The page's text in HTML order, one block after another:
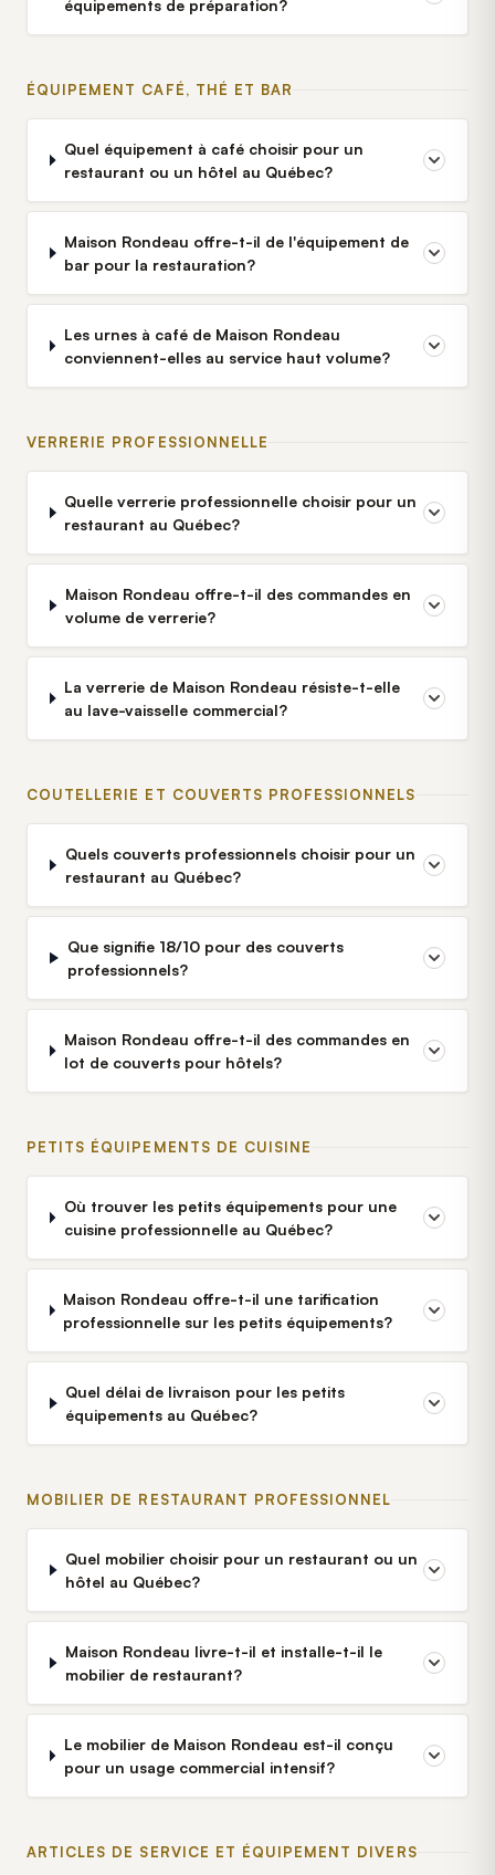
équipements de préparation?
ÉQUIPEMENT CAFÉ, THÉ ET BAR
Quel équipement à café choisir pour un
restaurant ou un hôtel au Québec?
Maison Rondeau offre-t-il de l'équipement de
bar pour la restauration?
Les urnes à café de Maison Rondeau
conviennent-elles au service haut volume?
VERRERIE PROFESSIONNELLE
Quelle verrerie professionnelle choisir pour un
restaurant au Québec?
Maison Rondeau offre-t-il des commandes en
volume de verrerie?
La verrerie de Maison Rondeau résiste-t-elle
au lave-vaisselle commercial?
COUTELLERIE ET COUVERTS PROFESSIONNELS
Quels couverts professionnels choisir pour un
restaurant au Québec?
Que signifie 18/10 pour des couverts
professionnels?
Maison Rondeau offre-t-il des commandes en
lot de couverts pour hôtels?
PETITS ÉQUIPEMENTS DE CUISINE
Où trouver les petits équipements pour une
cuisine professionnelle au Québec?
Maison Rondeau offre-t-il une tarification
professionnelle sur les petits équipements?
Quel délai de livraison pour les petits
équipements au Québec?
MOBILIER DE RESTAURANT PROFESSIONNEL
Quel mobilier choisir pour un restaurant ou un
hôtel au Québec?
Maison Rondeau livre-t-il et installe-t-il le
mobilier de restaurant?
Le mobilier de Maison Rondeau est-il conçu
pour un usage commercial intensif?
ARTICLES DE SERVICE ET ÉQUIPEMENT DIVERS